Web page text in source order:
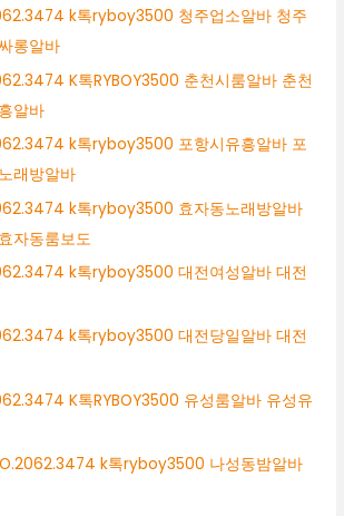
k톡ryboy3500 청주업소알바 청주
롱알바
K톡RYBOY3500 춘천시룸알바 춘천
알바
k톡ryboy3500 포항시유흥알바 포
래방알바
k톡ryboy3500 효자동노래방알바
자동룸보도
k톡ryboy3500 대전여성알바 대전
k톡ryboy3500 대전당일알바 대전
K톡RYBOY3500 유성룸알바 유성유
k톡ryboy3500 나성동밤알바